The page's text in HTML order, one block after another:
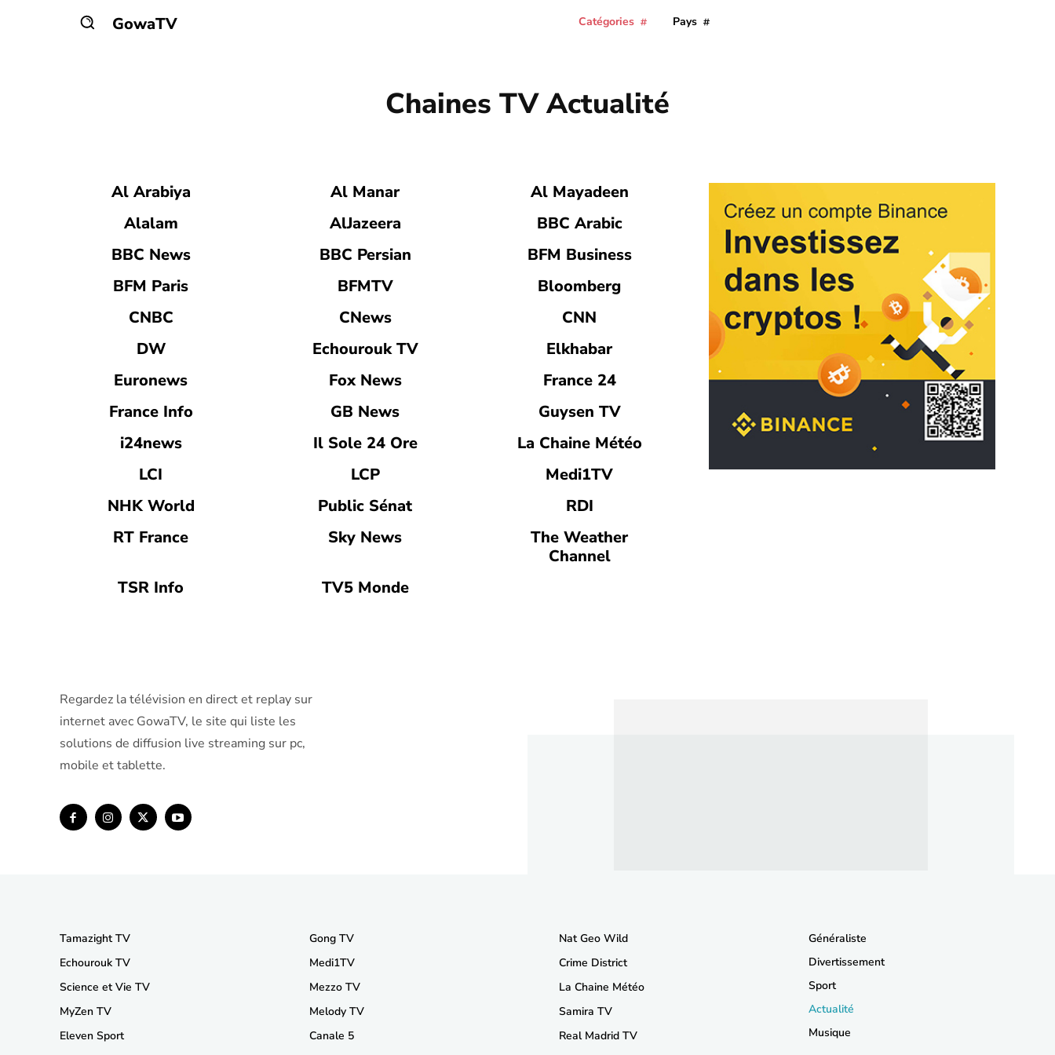
GowaTV Catégories Pays
Chaines TVActualité
Al Arabiya Al Manar
Al Mayadeen
Alalam
AlJazeera
BBC Arabic
BBC News
BBC Persian
BFM Business
BFM Paris
BFMTV
Bloomberg
CNBC
CNews
CNN
DW
Echourouk TV
Elkhabar
Euronews
Fox News
France 24
France Info
GB News
Guysen TV
i24news
Il Sole 24 Ore
La Chaine Météo
LCI
LCP
Medi1TV
NHK World
Public Sénat
RDI
RT France
Sky News
The Weather
Channel
TSR Info
TV5 Monde
Regardez la télévision en direct et replay sur
internet avec GowaTV, le site qui liste les
solutions de diffusion live streaming sur pc,
mobile et tablette.
Tamazight TV
Echourouk TV
Science et Vie TV
MyZen TV
Eleven Sport
Gong TV
Medi1TV
Mezzo TV
Melody TV
Canale 5
Nat Geo Wild
Crime District
La Chaine Météo
Samira TV
Real Madrid TV
Généraliste
Divertissement
Sport
Actualité
Musique